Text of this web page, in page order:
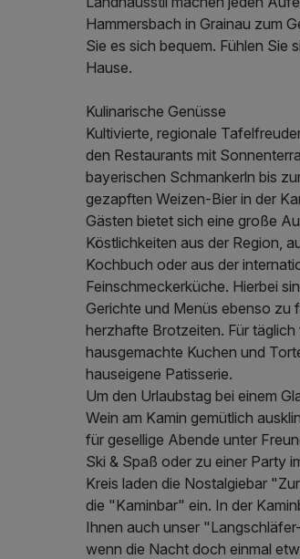
Hammersbach in Grainau zum
Sie es sich bequem. Fühlen Sie
Hause.
Kulinarische Genüsse
Kultivierte, regionale
den Restaurants mit
bayerischen Schmankerln bis
gezapften Weizen-Bier in der
Gästen bietet sich eine große
Köstlichkeiten aus der Region,
Kochbuch oder aus der
Feinschmeckerküche. Hierbei
Gerichte und Menüs ebenso zu
herzhafte Brotzeiten. Für täglich
hausgemachte Kuchen und
hauseigene Patisserie.
Um den Urlaubstag bei einem
Wein am Kamin gemütlich
für gesellige Abende unter
Ski & Spaß oder zu einer Party
Kreis laden die Nostalgiebar
die "Kaminbar" ein. In der
Ihnen auch unser
wenn die Nacht doch einmal